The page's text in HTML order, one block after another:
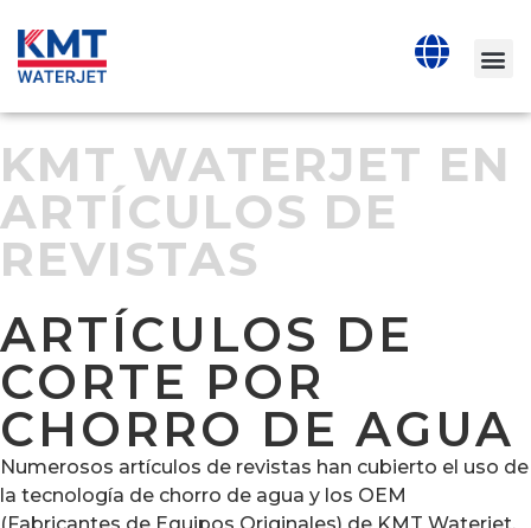
KMT WATERJET EN
ARTÍCULOS DE
REVISTAS
ARTÍCULOS DE
CORTE POR
CHORRO DE AGUA
Numerosos artículos de revistas han cubierto el uso de
la tecnología de chorro de agua y los OEM